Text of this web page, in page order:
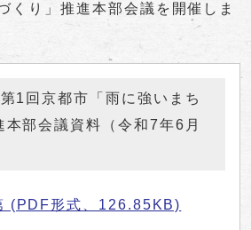
くり」推進本部会議を開催しま
1回京都市「雨に強いまち
本部会議資料（令和7年6月
(PDF形式、126.85KB)